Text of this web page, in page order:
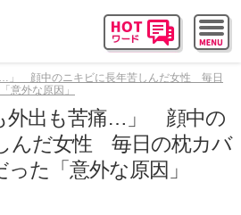
…」 顔中のニキビに長年苦しんだ女性 毎日
意外な原因」
外出も苦痛…」 顔中の
んだ女性 毎日の枕カバ
た「意外な原因」